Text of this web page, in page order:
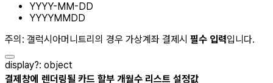
YYYY-MM-DD
YYYYMMDD
주의: 갤럭시아머니트리의 경우 가상계좌 결제시 필수 입력입니다.
display?: object
결제창에 렌더링될 카드 할부 개월수 리스트 설정값